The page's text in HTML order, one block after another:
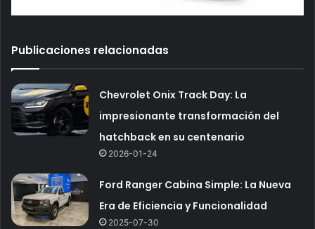
Publicaciones relacionadas
Chevrolet Onix Track Day: La
impresionante transformación del
hatchback en su centenario
2026-01-24
Ford Ranger Cabina Simple: La Nueva
Era de Eficiencia y Funcionalidad
2025-07-30